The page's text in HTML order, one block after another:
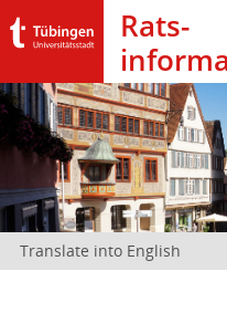
Rats­
Translate into English